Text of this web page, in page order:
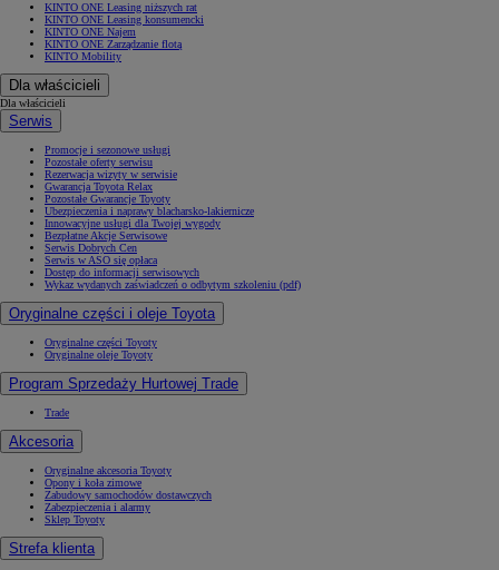
KINTO ONE Leasing niższych rat
KINTO ONE Leasing konsumencki
KINTO ONE Najem
KINTO ONE Zarządzanie flotą
KINTO Mobility
Dla właścicieli
Dla właścicieli
Serwis
Promocje i sezonowe usługi
Pozostałe oferty serwisu
Rezerwacja wizyty w serwisie
Gwarancja Toyota Relax
Pozostałe Gwarancje Toyoty
Ubezpieczenia i naprawy blacharsko-lakiernicze
Innowacyjne usługi dla Twojej wygody
Bezpłatne Akcje Serwisowe
Serwis Dobrych Cen
Serwis w ASO się opłaca
Dostęp do informacji serwisowych
Wykaz wydanych zaświadczeń o odbytym szkoleniu (pdf)
Oryginalne części i oleje Toyota
Oryginalne części Toyoty
Oryginalne oleje Toyoty
Program Sprzedaży Hurtowej Trade
Trade
Akcesoria
Oryginalne akcesoria Toyoty
Opony i koła zimowe
Zabudowy samochodów dostawczych
Zabezpieczenia i alarmy
Sklep Toyoty
Strefa klienta